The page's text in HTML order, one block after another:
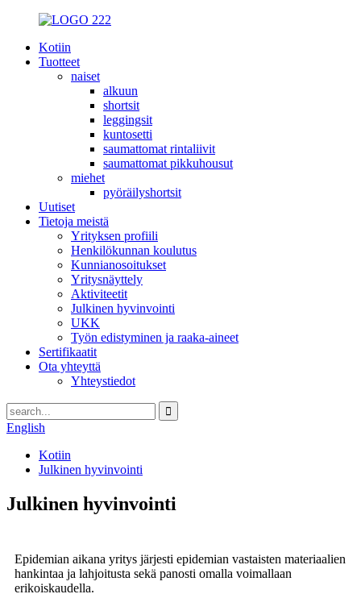
Kotiin
Tuotteet
naiset
alkuun
shortsit
leggingsit
kuntosetti
saumattomat rintaliivit
saumattomat pikkuhousut
miehet
pyöräilyshortsit
Uutiset
Tietoja meistä
Yrityksen profiili
Henkilökunnan koulutus
Kunnianosoitukset
Yritysnäyttely
Aktiviteetit
Julkinen hyvinvointi
UKK
Työn edistyminen ja raaka-aineet
Sertifikaatit
Ota yhteyttä
Yhteystiedot
English
Kotiin
Julkinen hyvinvointi
Julkinen hyvinvointi
Epidemian aikana yritys järjesti epidemian vastaisten materiaalien
hankintaa ja lahjoitusta sekä panosti omalla voimallaan
erikoiskaudella.